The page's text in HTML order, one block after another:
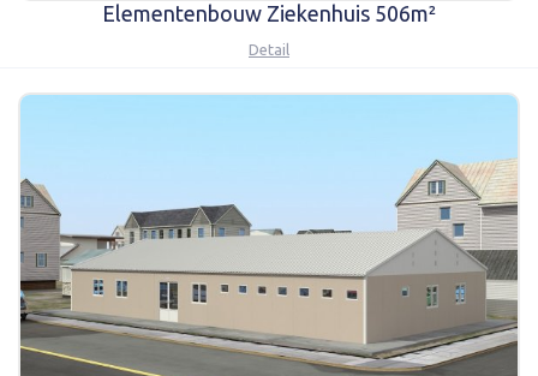
Elementenbouw Ziekenhuis 506m²
Detail